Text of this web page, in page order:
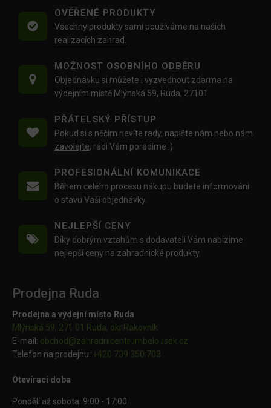
OVĚŘENÉ PRODUKTY
Všechny produkty sami používáme na našich
realizacích zahrad.
MOŽNOST OSOBNÍHO ODBĚRU
Objednávku si můžete i vyzvednout zdarma na
výdejním místě Mlýnská 59, Ruda, 27101
PŘÁTELSKÝ PŘÍSTUP
Pokud si s něčím nevíte rady, napište nám nebo nám
zavolejte, rádi Vám poradíme :)
PROFESIONÁLNÍ KOMUNIKACE
Během celého procesu nákupu budete informováni
o stavu Vaší objednávky.
NEJLEPŠÍ CENY
Díky dobrým vztahům s dodavateli Vám nabízíme
nejlepší ceny na zahradnické produkty.
Prodejna Ruda
Prodejna a výdejní místo Ruda
Mlýnská 59, 271 01 Ruda, okr.Rakovník
E-mail: obchod@zahradnicentrumbelousek.cz
Telefon na prodejnu: +420 739 350 703
Otevírací doba
Pondělí až sobota: 9:00 - 17:00